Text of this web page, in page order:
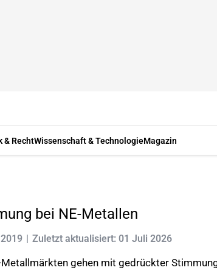
& RechtWissenschaft & TechnologieMagazin
bei NE-Metallen
Zuletzt aktualisiert: 01 Juli 2026
Metallmärkten gehen mit gedrückter